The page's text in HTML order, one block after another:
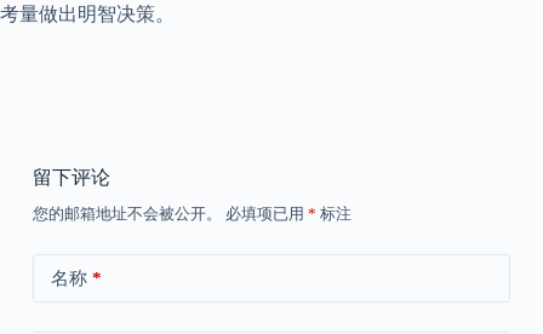
考量做出明智决策。
留下评论
您的邮箱地址不会被公开。 必填项已用 * 标注
名称*